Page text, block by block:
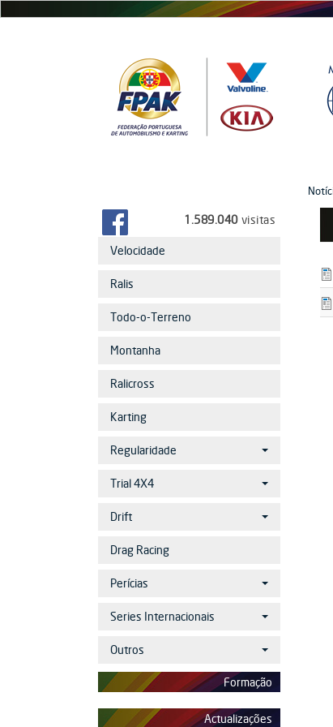
1.589.040 visitas
Velocidade
Ralis
Todo-o-Terreno
Montanha
Ralicross
Karting
Regularidade
Trial 4X4
Drift
Drag Racing
Perícias
Series Internacionais
Outros
Formação
Actualizações